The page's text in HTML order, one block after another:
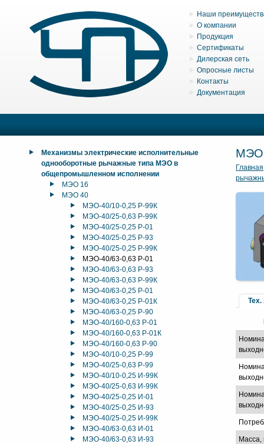
Наши
О компании
Продукция
Сертификаты
Дилерская сеть
Опросные листы
Контакты
Документация
Механизмы электрические исполнительные
однооборотные рычажные типа МЭО в
общепромышленном исполнении
МЭО 16
МЭО 40
МЭО-40/10-0,25 Р-99К
МЭО-40/25-0,63 Р-99К
МЭО-40/25-0,25 Р-01
МЭО-40/25-0,25 Р-93
МЭО-40/25-0,25 Р-99К
МЭО-40/63-0,63 Р-01
МЭО-40/63-0,63 Р-93
МЭО-40/63-0,63 Р-99К
МЭО-40/63-0,25 Р-01
МЭО-40/63-0,25 Р-01К
МЭО-40/63-0,25 Р-90
МЭО-40/160-0,63 Р-01
МЭО-40/160-0,63 Р-01К
МЭО-40/160-0,63 Р-90
МЭО-40/10-0,25 Р-99
МЭО-40/25-0,63 Р-99
МЭО-40/10-0,25 И-99К
МЭО-40/25-0,63 И-99К
МЭО-40/25-0,25 И-01
МЭО-40/25-0,25 И-93
МЭО-40/25-0,25 И-99К
МЭО-40/63-0,63 И-01
МЭО-40/63-0,63 И-93
МЭО
Главная
Тех.
Масса,